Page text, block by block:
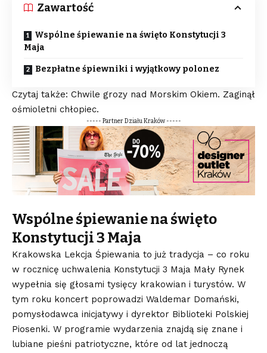
Zawartość
Wspólne śpiewanie na święto Konstytucji 3
Maja
Bezpłatne śpiewniki i wyjątkowy polonez
Czytaj także: Chwile grozy nad Morskim Okiem. Zaginął
ośmioletni chłopiec.
----- Partner Działu Kraków -----
Wspólne śpiewanie na święto
Konstytucji 3 Maja
Krakowska Lekcja Śpiewania to już tradycja – co roku
w rocznicę uchwalenia Konstytucji 3 Maja Mały Rynek
wypełnia się głosami tysięcy krakowian i turystów. W
tym roku koncert poprowadzi Waldemar Domański,
pomysłodawca inicjatywy i dyrektor Biblioteki Polskiej
Piosenki. W programie wydarzenia znajdą się znane i
lubiane pieśni patriotyczne, które od lat jednoczą